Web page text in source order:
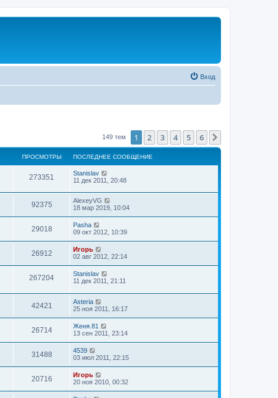
Вход
149 тем 1 2 3 4 5 6
ПРОСМОТРЫ ПОСЛЕДНЕЕ СООБЩЕНИЕ
273351
Stanislav
11 дек 2011, 20:48
92375
AlexeyVG
18 мар 2019, 10:04
29018
Pasha
09 окт 2012, 10:39
26912
Игорь
02 авг 2012, 22:14
267204
Stanislav
11 дек 2011, 21:11
42421
Asteria
25 ноя 2011, 16:17
26714
Женя.81
13 сен 2011, 23:14
31488
4539
03 июл 2011, 22:15
20716
Игорь
20 ноя 2010, 00:32